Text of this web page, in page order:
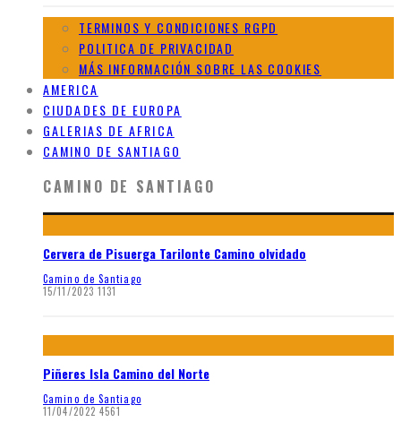
TERMINOS Y CONDICIONES RGPD
POLITICA DE PRIVACIDAD
MÁS INFORMACIÓN SOBRE LAS COOKIES
AMERICA
CIUDADES DE EUROPA
GALERIAS DE AFRICA
CAMINO DE SANTIAGO
CAMINO DE SANTIAGO
Cervera de Pisuerga Tarilonte Camino olvidado
Camino de Santiago
15/11/2023 1131
Piñeres Isla Camino del Norte
Camino de Santiago
11/04/2022 4561